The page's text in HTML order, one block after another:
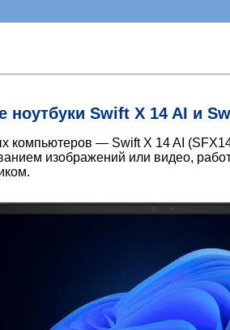
Swift X 14 AI и
компьютеров — Swift X 14 AI
изображений или видео,